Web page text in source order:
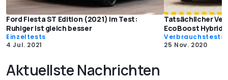
Ford Fiesta ST Edition (2021) im Test:
Ruhiger ist gleich besser
Einzeltests
4 Jul. 2021
Tatsächlicher
EcoBoost Hybrid
Verbrauchstests
25 Nov. 2020
Aktuellste Nachrichten